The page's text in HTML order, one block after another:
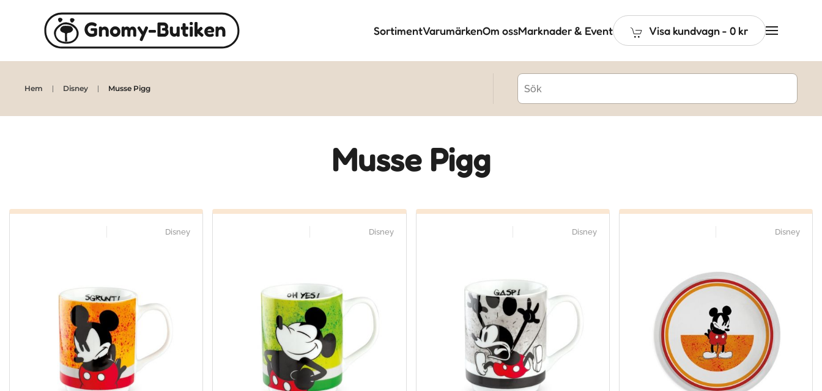
Skip to main content SortimentVarumärkenOm ossMarknader & Event Visa kundvagn- 0 kr
Hem Disney Musse Pigg
Musse Pigg
Disney Disney Disney Disney